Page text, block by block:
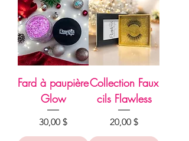
Fard à paupière
Glow
Prix
30,00 $
Collection Faux
cils Flawless
Prix
20,00 $